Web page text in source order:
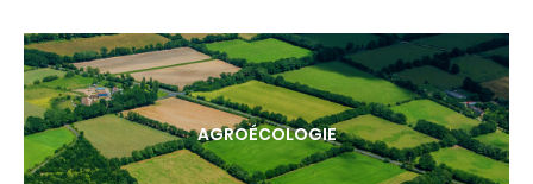
AGROÉCOLOGIE